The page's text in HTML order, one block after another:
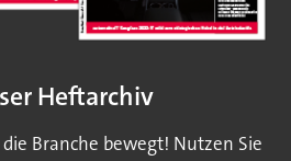
Heftarchiv
Branche bewegt! Nutzen Sie